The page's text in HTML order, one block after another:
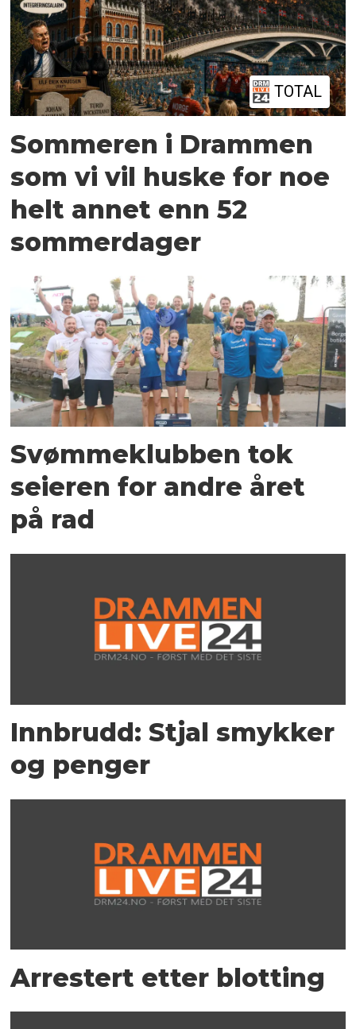
TOTAL
Sommeren i Drammen
som vi vil huske for noe
helt annet enn 52
sommerdager
Svømmeklubben tok
seieren for andre året
på rad
Innbrudd: Stjal smykker
og penger
Arrestert etter blotting